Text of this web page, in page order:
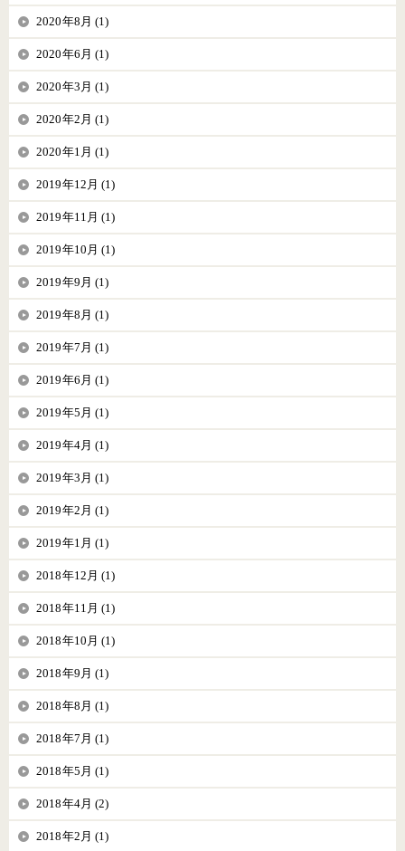
2020年8月 (1)
2020年6月 (1)
2020年3月 (1)
2020年2月 (1)
2020年1月 (1)
2019年12月 (1)
2019年11月 (1)
2019年10月 (1)
2019年9月 (1)
2019年8月 (1)
2019年7月 (1)
2019年6月 (1)
2019年5月 (1)
2019年4月 (1)
2019年3月 (1)
2019年2月 (1)
2019年1月 (1)
2018年12月 (1)
2018年11月 (1)
2018年10月 (1)
2018年9月 (1)
2018年8月 (1)
2018年7月 (1)
2018年5月 (1)
2018年4月 (2)
2018年2月 (1)